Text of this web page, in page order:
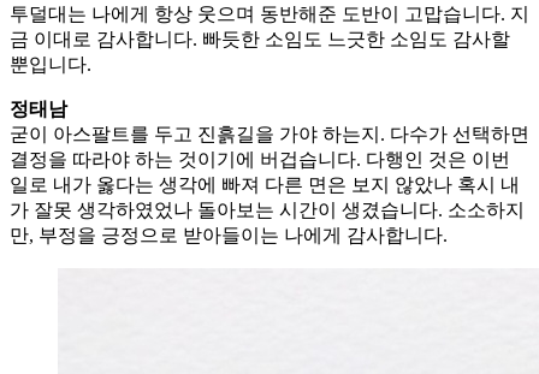
투덜대는 나에게 항상 웃으며 동반해준 도반이 고맙습니다. 지
금 이대로 감사합니다. 빠듯한 소임도 느긋한 소임도 감사할
뿐입니다.
정태남
굳이 아스팔트를 두고 진흙길을 가야 하는지. 다수가 선택하면
결정을 따라야 하는 것이기에 버겁습니다. 다행인 것은 이번
일로 내가 옳다는 생각에 빠져 다른 면은 보지 않았나 혹시 내
가 잘못 생각하였었나 돌아보는 시간이 생겼습니다. 소소하지
만, 부정을 긍정으로 받아들이는 나에게 감사합니다.